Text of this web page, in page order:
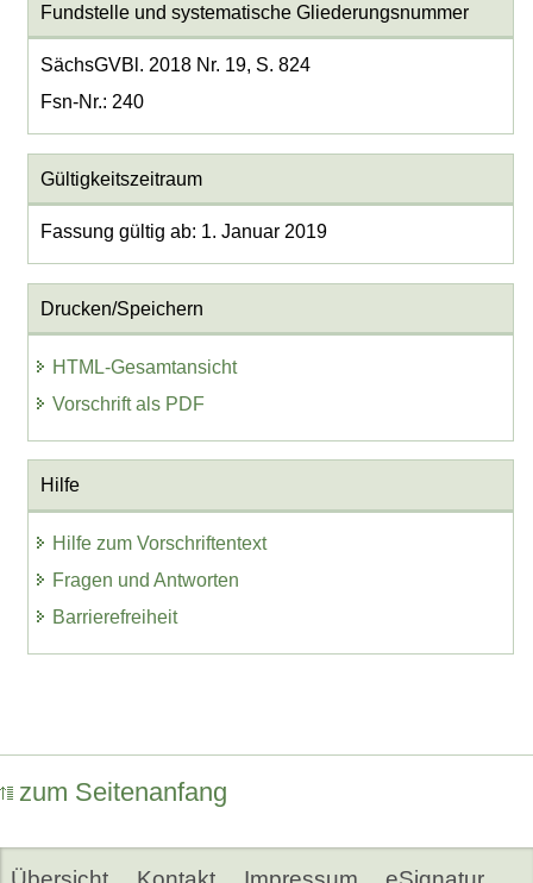
Fundstelle und systematische Gliederungsnummer
SächsGVBl. 2018 Nr. 19, S. 824
Fsn-Nr.: 240
Gültigkeitszeitraum
Fassung gültig ab: 1. Januar 2019
Drucken/Speichern
HTML-Gesamtansicht
Vorschrift als PDF
Hilfe
Hilfe zum Vorschriftentext
Fragen und Antworten
Barrierefreiheit
zum Seitenanfang